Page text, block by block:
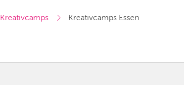
Kreativcamps Kreativcamps Essen